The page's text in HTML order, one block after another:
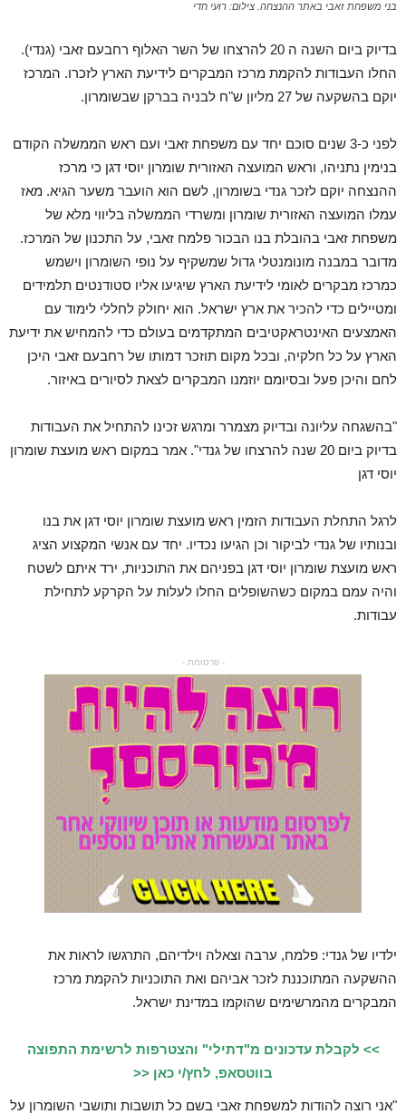
בני משפחת זאבי באתר ההנצחה. צילום: רועי חדי
בדיוק ביום השנה ה 20 להרצחו של השר האלוף רחבעם זאבי (גנדי).
החלו העבודות להקמת מרכז המבקרים לידיעת הארץ לזכרו. המרכז
יוקם בהשקעה של 27 מליון ש"ח לבניה בברקן שבשומרון.
לפני כ-3 שנים סוכם יחד עם משפחת זאבי ועם ראש הממשלה הקודם
בנימין נתניהו, וראש המועצה האזורית שומרון יוסי דגן כי מרכז
ההנצחה יוקם לזכר גנדי בשומרון, לשם הוא הועבר משער הגיא. מאז
עמלו המועצה האזורית שומרון ומשרדי הממשלה בליווי מלא של
משפחת זאבי בהובלת בנו הבכור פלמח זאבי, על התכנון של המרכז.
מדובר במבנה מונומנטלי גדול שמשקיף על נופי השומרון וישמש
כמרכז מבקרים לאומי לידיעת הארץ שיגיעו אליו סטודנטים תלמידים
ומטיילים כדי להכיר את ארץ ישראל. הוא יחולק לחללי לימוד עם
האמצעים האינטראקטיבים המתקדמים בעולם כדי להמחיש את ידיעת
הארץ על כל חלקיה, ובכל מקום תוזכר דמותו של רחבעם זאבי היכן
לחם והיכן פעל ובסיומם יוזמנו המבקרים לצאת לסיורים באיזור.
"בהשגחה עליונה ובדיוק מצמרר ומרגש זכינו להתחיל את העבודות
בדיוק ביום 20 שנה להרצחו של גנדי". אמר במקום ראש מועצת שומרון
יוסי דגן
לרגל התחלת העבודות הזמין ראש מועצת שומרון יוסי דגן את בנו
ובנותיו של גנדי לביקור וכן הגיעו נכדיו. יחד עם אנשי המקצוע הציג
ראש מועצת שומרון יוסי דגן בפניהם את התוכניות, ירד איתם לשטח
והיה עמם במקום כשהשופלים החלו לעלות על הקרקע לתחילת
עבודות.
- פרסומת -
ילדיו של גנדי: פלמח, ערבה וצאלה וילדיהם, התרגשו לראות את
ההשקעה המתוכננת לזכר אביהם ואת התוכניות להקמת מרכז
המבקרים מהמרשימים שהוקמו במדינת ישראל.
>> לקבלת עדכונים מ"דתילי" והצטרפות לרשימת התפוצה
בווטסאפ, לחץ/י כאן <<
"אני רוצה להודות למשפחת זאבי בשם כל תושבות ותושבי השומרון על